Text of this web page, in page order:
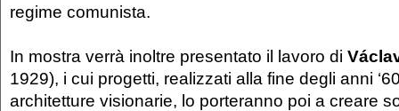
regime comunista.
In mostra verrà inoltre presentato il lavoro di
1929), i cui progetti, realizzati alla fine degli anni
architetture visionarie, lo porteranno poi a creare